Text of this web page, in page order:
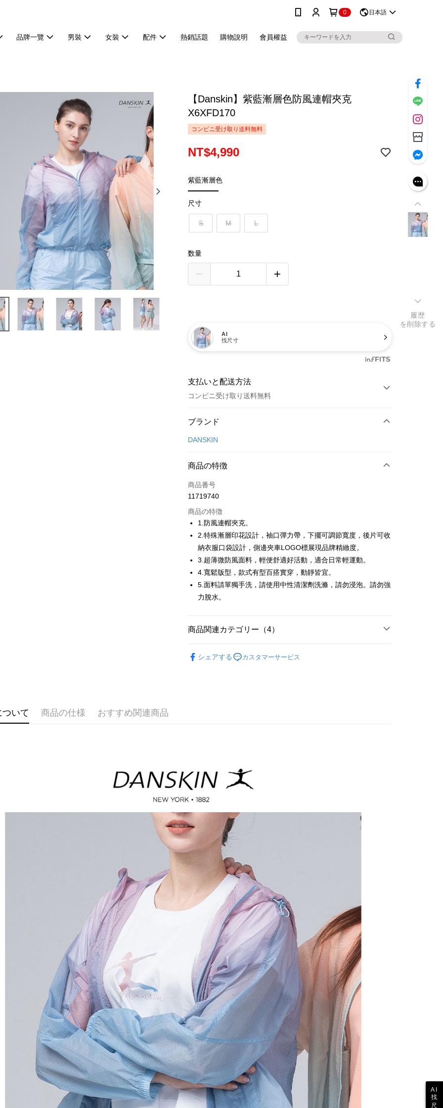
0 日本語
品牌一覽 男裝 女裝 配件 熱銷話題 購物說明 會員權益
【Danskin】紫藍漸層色防風連帽夾克
X6XFD170
コンビニ受け取り送料無料
NT$4,990
紫藍漸層色
尺寸
S M L
数量
AI
找尺寸
支払いと配送方法
コンビニ受け取り送料無料
お支払い方法
クレジットカード1回払い
Apple Pay
JKOPAY
AFTEE代金後払い
説明
一、 AFTEE代金後払いについて
ドウが表示されます。
2.SMSで認証してお支払い手続を進めてください。
員の場合は、AFTEE アプリプッシュ通知が届きます。
ングでお支払いください。
1.初回 AFTEEを ご利用の際に、認証結果及び当社の審査の結果に基づ
き、限度額が設定されます。
2.決済金額は最低NT$20です。
3.現在、台湾の会員のみご利用いただけます。
三、利用規約「AFTEE代金後払い」（以下当サービスという）はネット
プロテクションズ（以下 AFTEE という）が提供し、AFTEEが代金を徴収
します。当サービスご利用の際に提供しなければならない個人情報（注
文者の氏名、電話番号、受取人の氏名、電話番号、受取人住所を含むが
これに限らない）は、AFTEEに渡され当サービスで必要な範囲内で利用
されます。AFTEEの個人情報の収集、処理、利用について、詳細は
AFTEE公式ホームページの『個人情報の収集、処理及び利用に関する声
明』をご参照ください（https://aftee.tw/privacypolicy/
AFTEEの初回ご利用の際に、審査を通過すれば、最高額がNT$10,000に
なります。支払い期限を過ぎた場合、その金額に基づいて年利20%の遅
延滞納金が加算されます。未成年の利用者は、事前に法定代理人または
後見人の同意を得ればAFTEEをご利用いただけます。
個人情報の処理、利用について疑問がある、または関連する法律の権利
を行使したい場合は、ネットプロテクションズ
cs_tw@netprotections.co.jpにご連絡ください。上記に示した個人情報
を、必要な購入注文書とあわせてAFTEEにご提供いただく、または
AFTEEにあなたの個人情報の収集、処理、利用を許可することににご同
意いただけない場合は、当サービスを選択しないでください。
ATM払い
全家取貨付款
付款後全家取貨
付款後7-11取貨
送料無料
宅配
送料無料
離島宅配
ブランド
DANSKIN
商品の特徴
商品番号
11719740
商品の特徴
1.防風連帽夾克。
2.特殊漸層印花設計，袖口彈力帶，下擺可調節寬度，後片可收
納衣服口袋設計，側邊夾車LOGO標展現品牌精緻度。
3.超薄微防風面料，輕便舒適好活動，適合日常輕運動。
4.寬鬆版型，款式有型百搭實穿，動靜皆宜。
5.面料請單獨手洗，請使用中性清潔劑洗滌，請勿浸泡。請勿強
力脫水。
商品関連カテゴリー（4）
シェアする カスタマーサービス
いて 商品の仕様 おすすめ関連商品
履歴
を削除する
AI
找
尺